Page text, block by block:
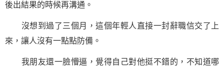
後出結果的時候再溝通。
沒想到過了三個月，這個年輕人直接一封辭職信交了上
來，讓人沒有一點點防備。
我朋友還一臉懵逼，覺得自己對他挺不錯的，不知道哪